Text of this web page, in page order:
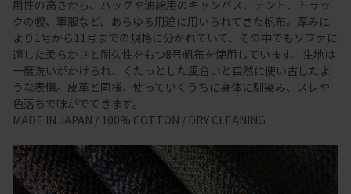
用性の高さから、バッグや油絵用のキャンバス、テント、トラッ
クの幌、軍服など、あらゆる用途に用いられてきた帆布。厚みに
より1号から11号までの規格に分かれていて、その中でもソファに
適した柔らかさと耐久性をもつ8号帆布を使用しています。生地は
一度洗いがかけられ、くたっとした風合いと自然に使い古したよ
うな表情。皮革と同様、使っていくうちに身体に馴染み、スレや
色落ちで味がでてきます。
MADE IN JAPAN / 100% COTTON / DRY CLEANING